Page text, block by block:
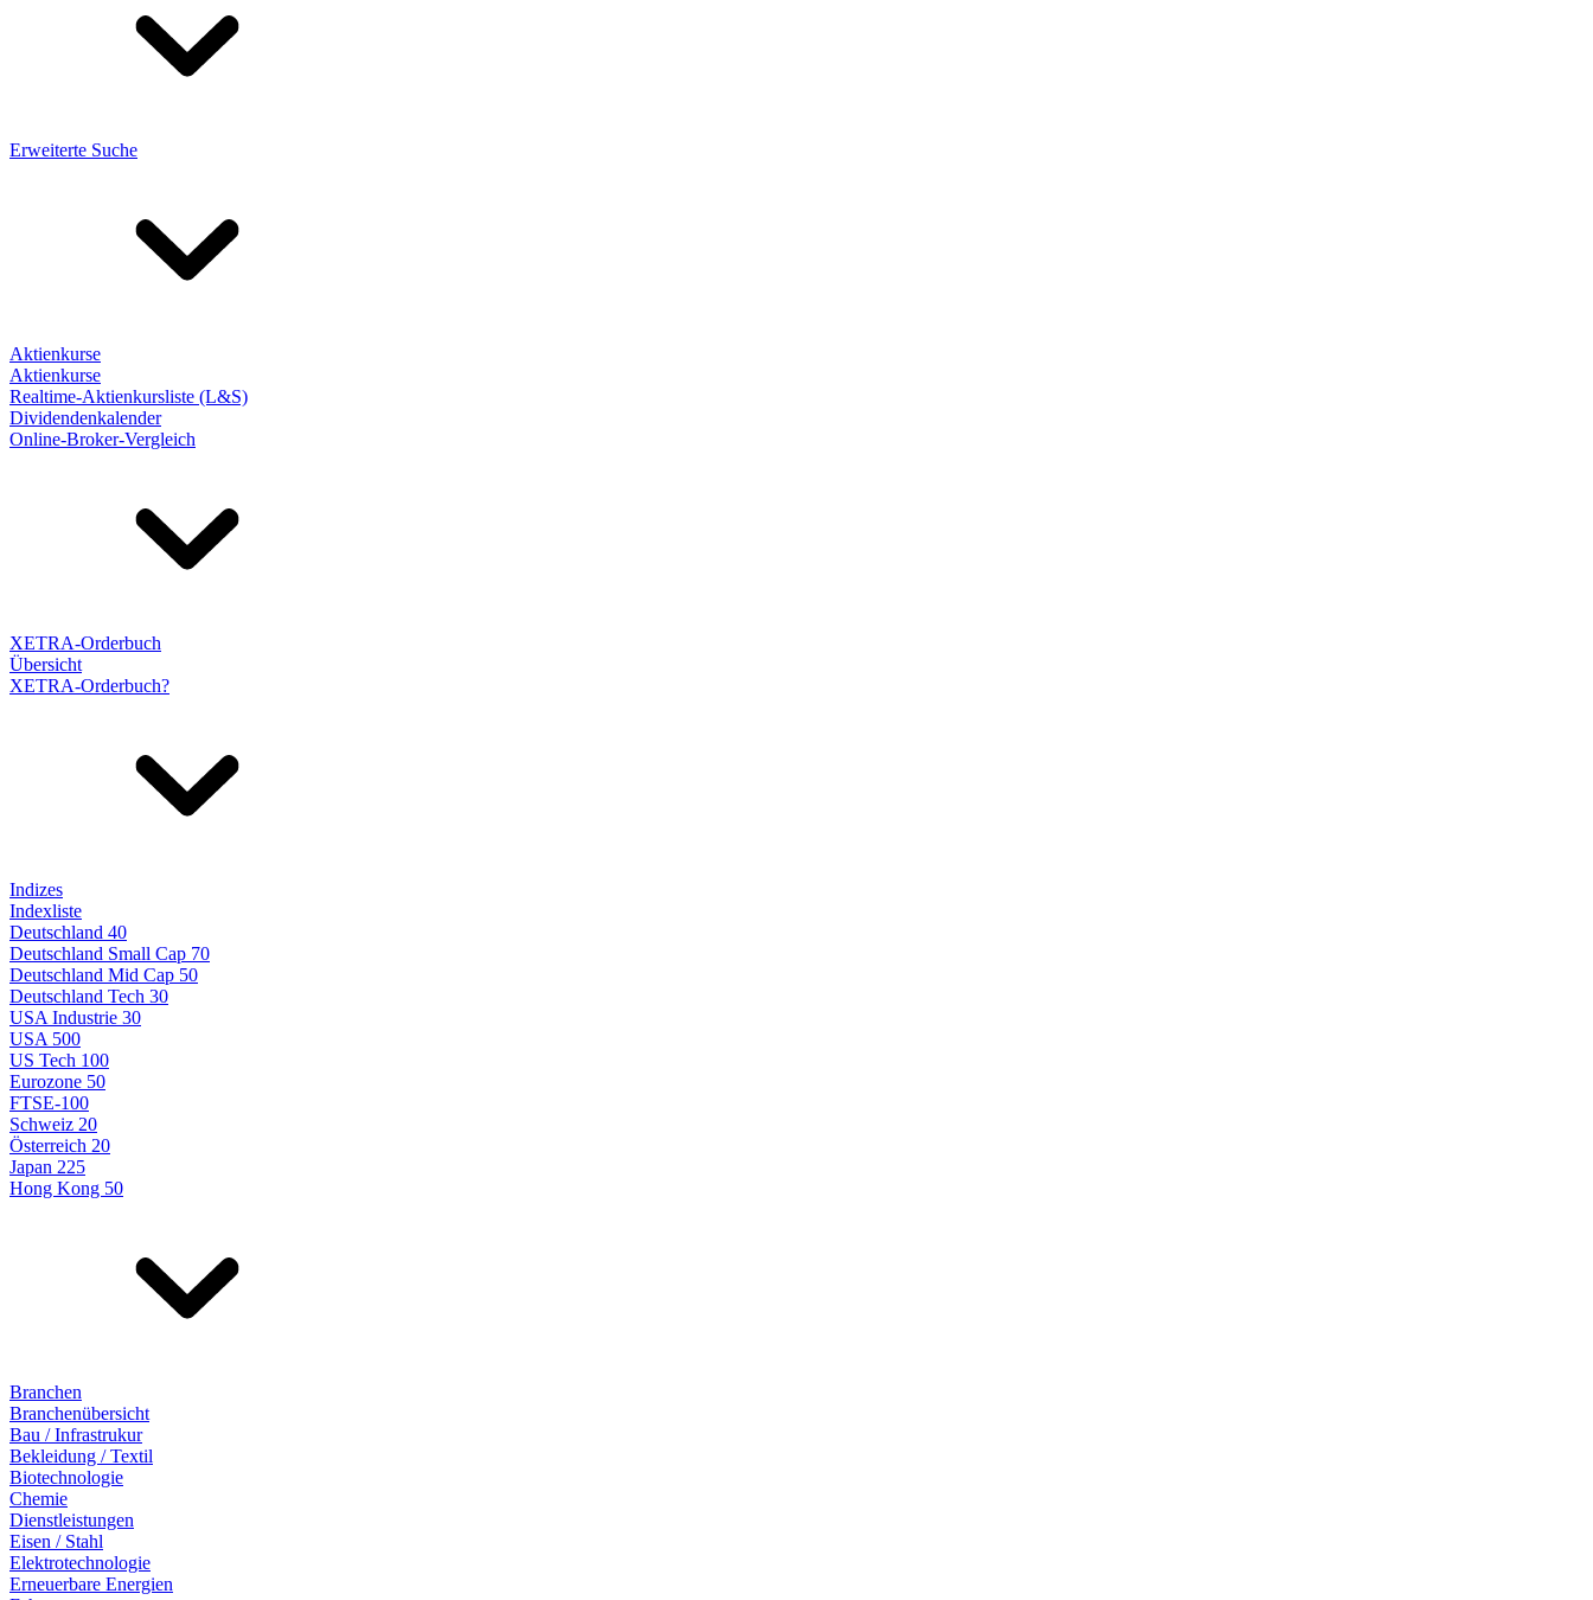
Erweiterte Suche
Aktienkurse
Aktienkurse
Realtime-Aktienkursliste (L&S)
Dividendenkalender
Online-Broker-Vergleich
XETRA-Orderbuch
Übersicht
XETRA-Orderbuch?
Indizes
Indexliste
Deutschland 40
Deutschland Small Cap 70
Deutschland Mid Cap 50
Deutschland Tech 30
USA Industrie 30
USA 500
US Tech 100
Eurozone 50
FTSE-100
Schweiz 20
Österreich 20
Japan 225
Hong Kong 50
Branchen
Branchenübersicht
Bau / Infrastrukur
Bekleidung / Textil
Biotechnologie
Chemie
Dienstleistungen
Eisen / Stahl
Elektrotechnologie
Erneuerbare Energien